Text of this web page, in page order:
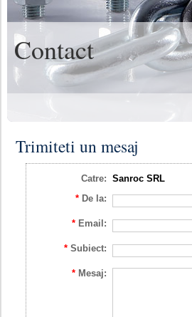
Contact
Trimiteti un mesaj
Catre: Sanroc SRL
* De la:
* Email:
* Subiect:
* Mesaj: